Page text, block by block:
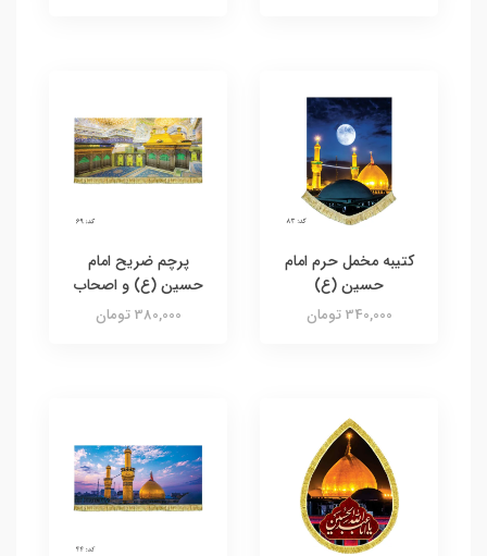
کتیبه مخمل حرم امام
حسین (ع)
340,000 تومان
پرچم ضریح امام
حسین (ع) و اصحاب
380,000 تومان